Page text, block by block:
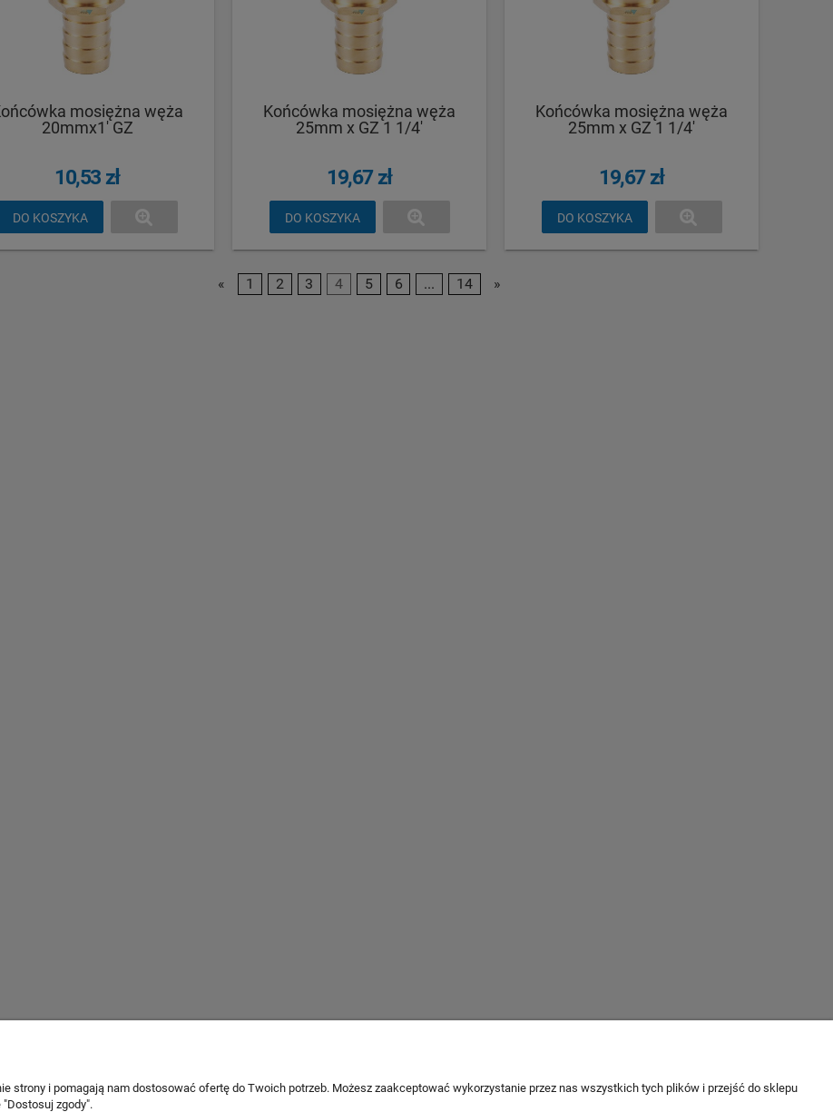
mosiężna węża
20mmx1' GZ
10,53 zł
DO KOSZYKA
Końcówka mosiężna węża
25mm x GZ 1 1/4'
19,67 zł
DO KOSZYKA
Końcówka mosiężna węża
25mm x GZ 1 1/4'
19,67 zł
DO KOSZYKA
« 1 2 3 4 5 6 ... 14 »
Informacje O nas
strony i pomagają nam dostosować ofertę do Twoich potrzeb. Możesz zaakceptować wykorzystanie przez nas wszystkich tych plików i przejść do sklepu
zgody".